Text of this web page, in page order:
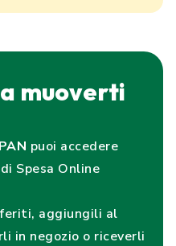
muoverti
puoi accedere
Spesa Online
aggiungili al
in negozio o riceverli